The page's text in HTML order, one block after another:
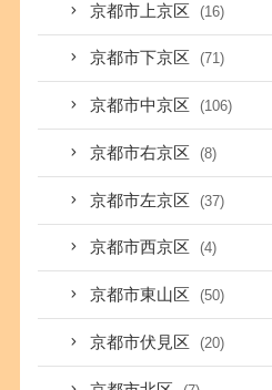
京都市上京区 (16)
京都市下京区 (71)
京都市中京区 (106)
京都市右京区 (8)
京都市左京区 (37)
京都市西京区 (4)
京都市東山区 (50)
京都市伏見区 (20)